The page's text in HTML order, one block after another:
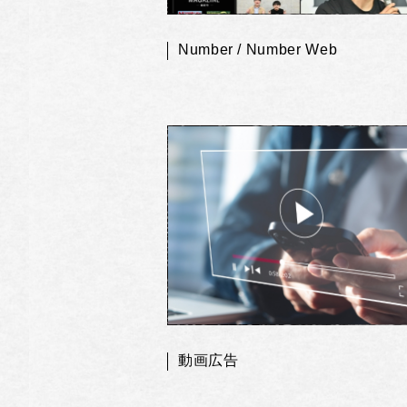
Number / Number Web
動画広告